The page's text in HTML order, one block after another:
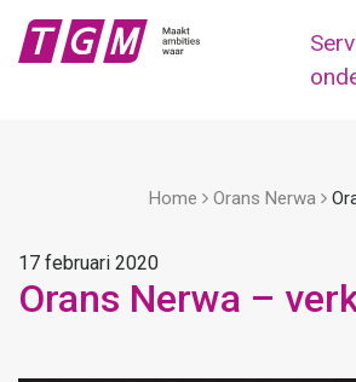
Home Orans Nerwa
17 februari 2020
Orans Nerwa –